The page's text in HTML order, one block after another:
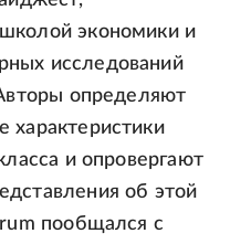
экономики и
исследований
определяют
характеристики
и опровергают
об этой
пообщался с